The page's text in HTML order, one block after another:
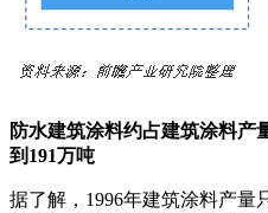
防水建筑涂料约占建筑涂料产
到191万吨
据了解，1996年建筑涂料产量